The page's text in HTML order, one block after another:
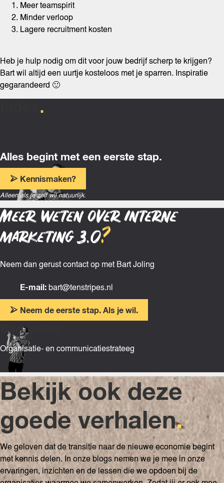
Meer teamspirit
Minder verloop
Lagere recruitment kosten
Heb je hulp nodig om dit voor jouw bedrijf scherp te krijgen?
Bart wil altijd een uurtje kosteloos met je sparren. Inspiratie
gegarandeerd 🙂
Index
Alles begint met een eerste stap.
Kennismaken?
Alleen als je zelf wil natuurlijk.
Meer weten over Interne
marketing 3.0?
Neem dan gerust contact op met Bart Joling
E-mail: bart@tenstripes.nl
Neem de eerste stap. Als je wil.
Bart Joling
Organisatie- en communicatiestrateeg
Bekijk ook deze
goede verhalen.
We geloven dat de transitie naar de nieuwe economie begint
met kennis delen. In onze blogs nemen we je mee in onze
ervaringen, inzichten en de lessen die we opdoen bij de